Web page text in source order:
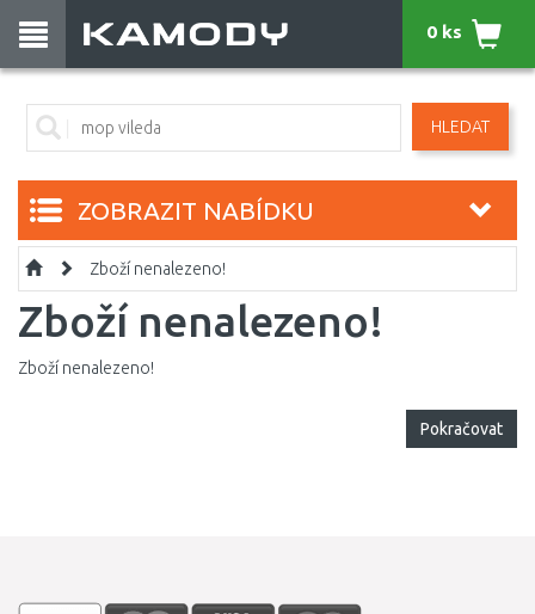
HLEDAT
0 ks
ZOBRAZIT NABÍDKU
Zboží nenalezeno!
Zboží nenalezeno!
Zboží nenalezeno!
Pokračovat